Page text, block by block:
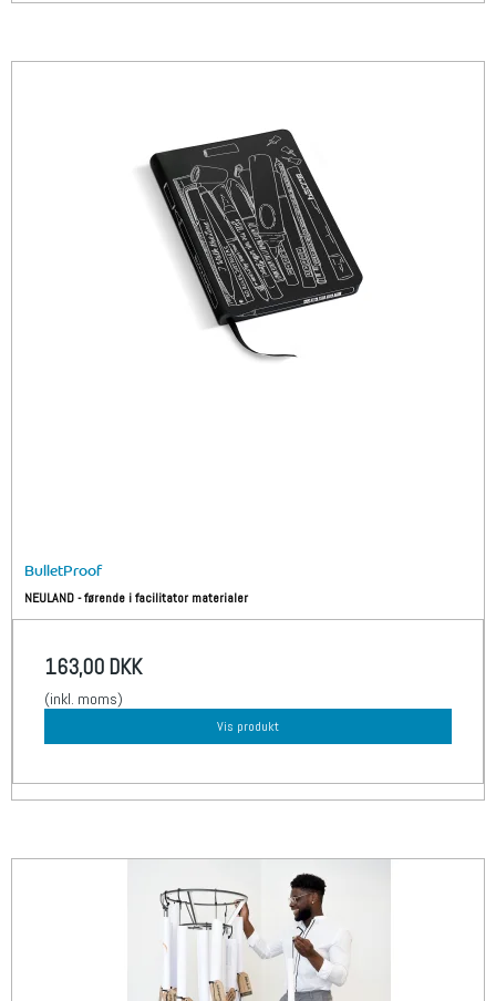
BulletProof
NEULAND - førende i facilitator materialer
163,00 DKK
(inkl. moms)
Vis produkt